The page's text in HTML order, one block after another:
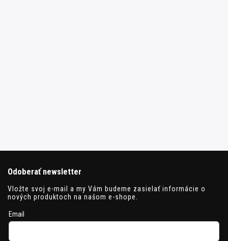
Odoberať newsletter
Vložte svoj e-mail a my Vám budeme zasielať informácie o
nových produktoch na našom e-shope.
Email